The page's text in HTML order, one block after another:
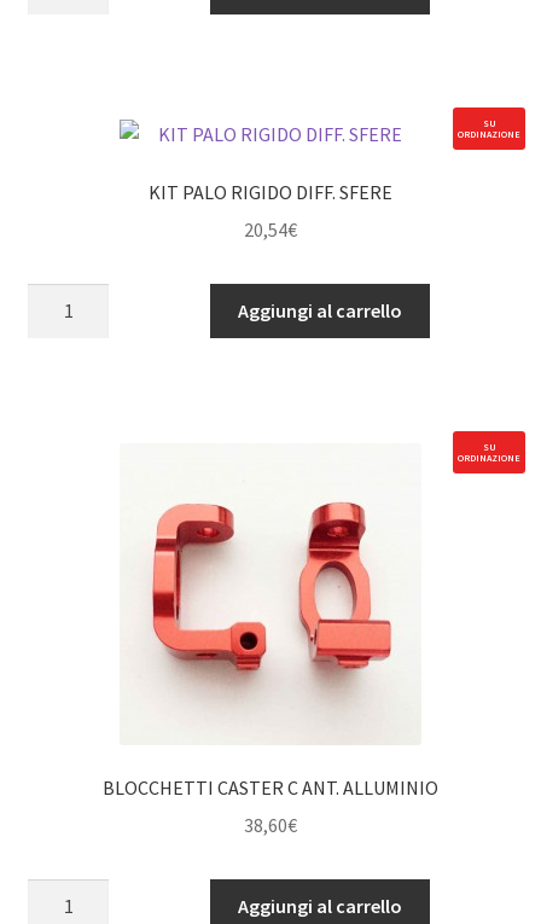
SU
ORDINAZIONE
KIT PALO RIGIDO DIFF. SFERE
20,54€
Aggiungi al carrello
SU
ORDINAZIONE
BLOCCHETTI CASTER C ANT. ALLUMINIO
38,60€
Aggiungi al carrello